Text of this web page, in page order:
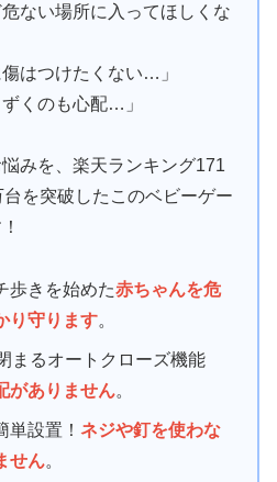
危ない場所に入ってほしくな
はつけたくない…」
くのも心配…」
みを、楽天ランキング171
を突破したこのベビーゲー
歩きを始めた赤ちゃんを危
り守ります。
まるオートクローズ機能
がありません。
単設置！ネジや釘を使わな
せん。